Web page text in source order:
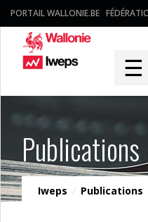
PORTAIL WALLONIE.BE
☰
Publications
Iweps / Publications